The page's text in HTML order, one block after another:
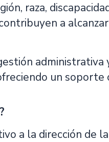
raza,
a
un
?
a la dirección de